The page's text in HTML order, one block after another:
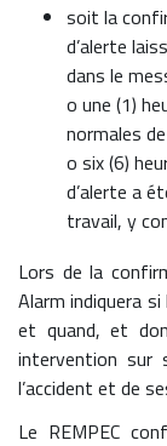
soit la
d’alerte
dans le
o une (1)
normales
o six (6)
d’alerte a
travail, y
Lors de la
Alarm indiquera
et quand, et
intervention sur
l’accident et de
Le REMPEC